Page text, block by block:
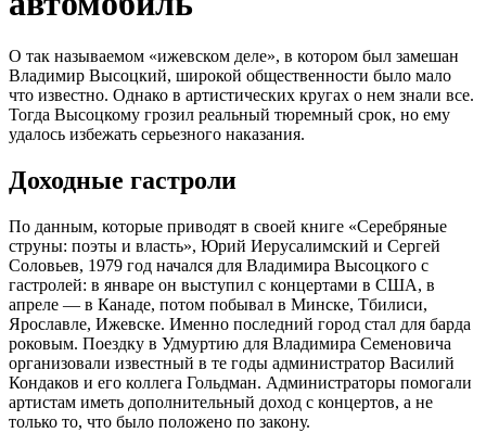
О так называемом «ижевском деле», в котором был замешан
Владимир Высоцкий, широкой общественности было мало
что известно. Однако в артистических кругах о нем знали все.
Тогда Высоцкому грозил реальный тюремный срок, но ему
удалось избежать серьезного наказания.
Доходные гастроли
По данным, которые приводят в своей книге «Серебряные
струны: поэты и власть», Юрий Иерусалимский и Сергей
Соловьев, 1979 год начался для Владимира Высоцкого с
гастролей: в январе он выступил с концертами в США, в
апреле — в Канаде, потом побывал в Минске, Тбилиси,
Ярославле, Ижевске. Именно последний город стал для барда
роковым. Поездку в Удмуртию для Владимира Семеновича
организовали известный в те годы администратор Василий
Кондаков и его коллега Гольдман. Администраторы помогали
артистам иметь дополнительный доход с концертов, а не
только то, что было положено по закону.